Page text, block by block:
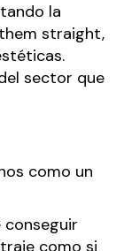
la
straight,
sector que
como un
como si